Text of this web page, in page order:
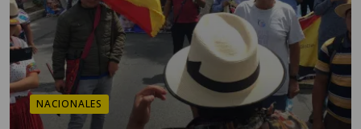
NACIONALES